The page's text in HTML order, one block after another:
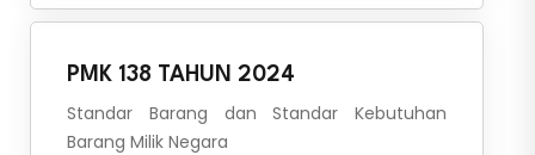
PMK 138 TAHUN 2024
Standar Barang dan Standar Kebutuhan
Barang Milik Negara